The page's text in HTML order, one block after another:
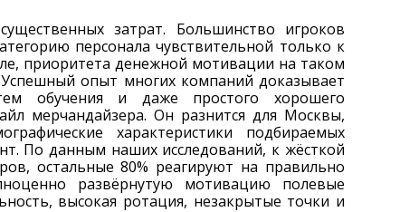
затрат. Большинство игроков
персонала чувствительной только к
приоритета денежной мотивации на таком
опыт многих компаний доказывает
обучения и даже простого хорошего
мерчандайзера. Он разнится для Москвы,
характеристики подбираемых
По данным наших исследований, к жёсткой
остальные 80% реагируют на правильно
развёрнутую мотивацию полевые
высокая ротация, незакрытые точки и